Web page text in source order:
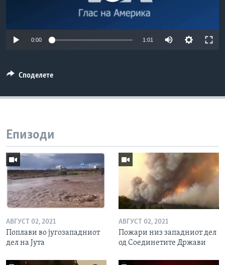
0:00 1:01
Споделете
Епизоди
АВГУСТ 02, 2021
Поплави во југозападниот
дел на Јута
АВГУСТ 02, 2021
Пожари низ западниот дел
од Соединетите Држави